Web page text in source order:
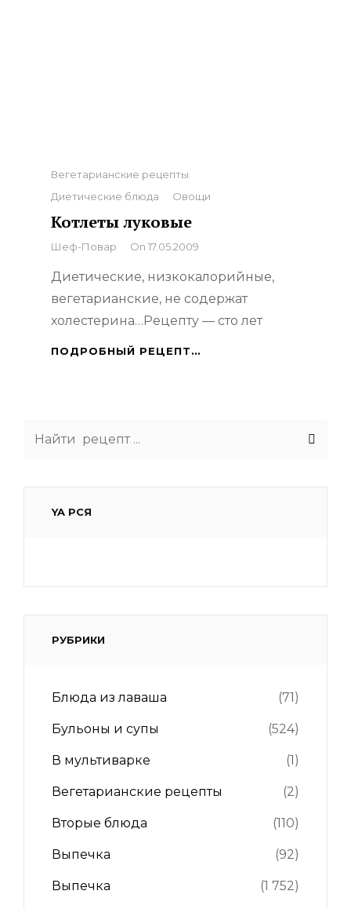
Categories
Вегетарианские рецепты
Диетические блюда
Овощи
Котлеты луковые
By
Шеф-Повар On 17.05.2009
Диетические, низкокалорийные,
вегетарианские, не содержат
холестерина…Рецепту — сто лет
ПОДРОБНЫЙ РЕЦЕПТ…
Search
YA РСЯ
РУБРИКИ
Блюда из лаваша (71)
Бульоны и супы (524)
В мультиварке (1)
Вегетарианские рецепты (2)
Вторые блюда (110)
Выпечка (92)
Выпечка (1 752)